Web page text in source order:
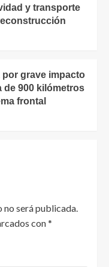
y transporte
grave impacto
900 kilómetros
frontal
será publicada.
con*